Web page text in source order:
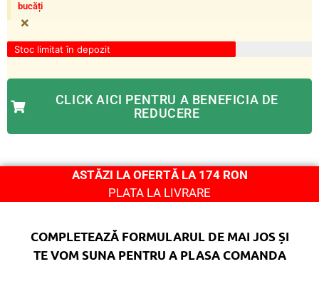
bucăți
×
Stoc limitat în depozit
CLICK AICI PENTRU A BENEFICIA DE
REDUCERE
ASTĂZI LA OFERTĂ LA 174 RON
PLATA LA LIVRARE
COMPLETEAZĂ FORMULARUL DE MAI JOS ȘI
TE VOM SUNA PENTRU A PLASA COMANDA